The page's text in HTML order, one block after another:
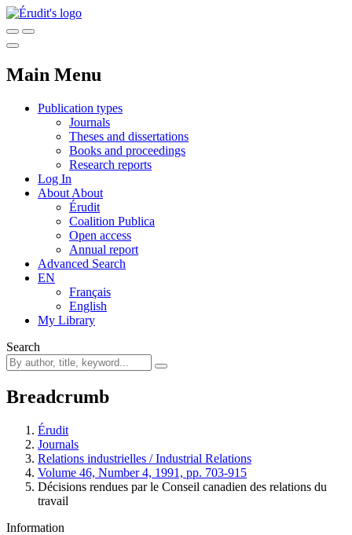
Main Menu
Publication types
Journals
Theses and dissertations
Books and proceedings
Research reports
Log In
About About
Érudit
Coalition Publica
Open access
Annual report
Advanced Search
EN
Français
English
My Library
Search
Breadcrumb
Érudit
Journals
Relations industrielles / Industrial Relations
Volume 46, Number 4, 1991, pp. 703-915
Décisions rendues par le Conseil canadien des relations du
travail
Information